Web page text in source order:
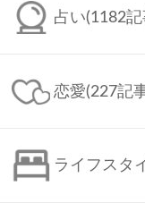
占い(1182記
恋愛(227記
ライフスタ